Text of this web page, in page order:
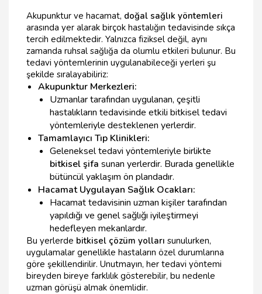
Akupunktur ve hacamat, doğal sağlık yöntemleri
arasında yer alarak birçok hastalığın tedavisinde sıkça
tercih edilmektedir. Yalnızca fiziksel değil, aynı
zamanda ruhsal sağlığa da olumlu etkileri bulunur. Bu
tedavi yöntemlerinin uygulanabileceği yerleri şu
şekilde sıralayabiliriz:
Akupunktur Merkezleri:
Uzmanlar tarafından uygulanan, çeşitli
hastalıkların tedavisinde etkili bitkisel tedavi
yöntemleriyle desteklenen yerlerdir.
Tamamlayıcı Tıp Klinikleri:
Geleneksel tedavi yöntemleriyle birlikte
bitkisel şifa sunan yerlerdir. Burada genellikle
bütüncül yaklaşım ön plandadır.
Hacamat Uygulayan Sağlık Ocakları:
Hacamat tedavisinin uzman kişiler tarafından
yapıldığı ve genel sağlığı iyileştirmeyi
hedefleyen mekanlardır.
Bu yerlerde bitkisel çözüm yolları sunulurken,
uygulamalar genellikle hastaların özel durumlarına
göre şekillendirilir. Unutmayın, her tedavi yöntemi
bireyden bireye farklılık gösterebilir, bu nedenle
uzman görüşü almak önemlidir.